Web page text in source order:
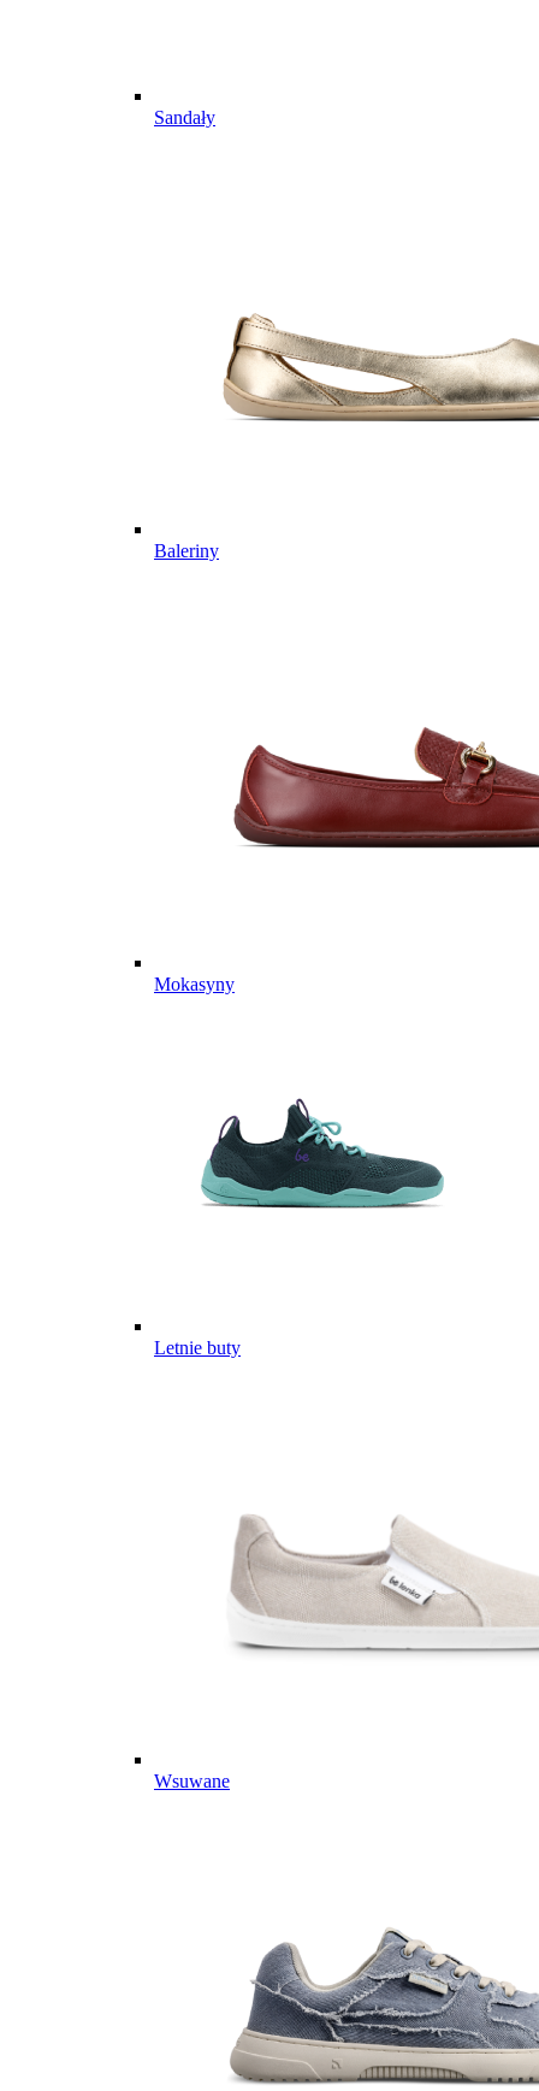
Sandały
Baleriny
Mokasyny
Letnie buty
Wsuwane